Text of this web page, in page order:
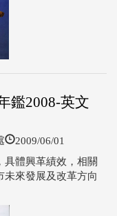
鑑2008-英文
2009/06/01
具體興革績效，相關
未來發展及改革方向